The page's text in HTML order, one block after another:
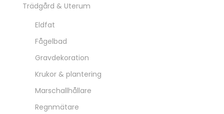
Trädgård & Uterum
Eldfat
Fågelbad
Gravdekoration
Krukor & plantering
Marschallhållare
Regnmätare